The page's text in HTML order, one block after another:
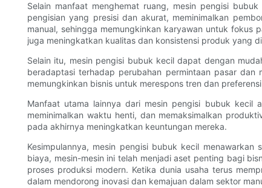
Selain manfaat menghemat ruang, mesin pengisi
pengisian yang presisi dan akurat, meminimalkan
manual, sehingga memungkinkan karyawan untuk
juga meningkatkan kualitas dan konsistensi produk yang
Selain itu, mesin pengisi bubuk kecil dapat dengan
beradaptasi terhadap perubahan permintaan pasar
memungkinkan bisnis untuk merespons tren dan
Manfaat utama lainnya dari mesin pengisi bubuk kecil
meminimalkan waktu henti, dan memaksimalkan
pada akhirnya meningkatkan keuntungan mereka.
Kesimpulannya, mesin pengisi bubuk kecil
biaya, mesin-mesin ini telah menjadi aset penting bagi
proses produksi modern. Ketika dunia usaha terus
dalam mendorong inovasi dan kemajuan dalam sektor